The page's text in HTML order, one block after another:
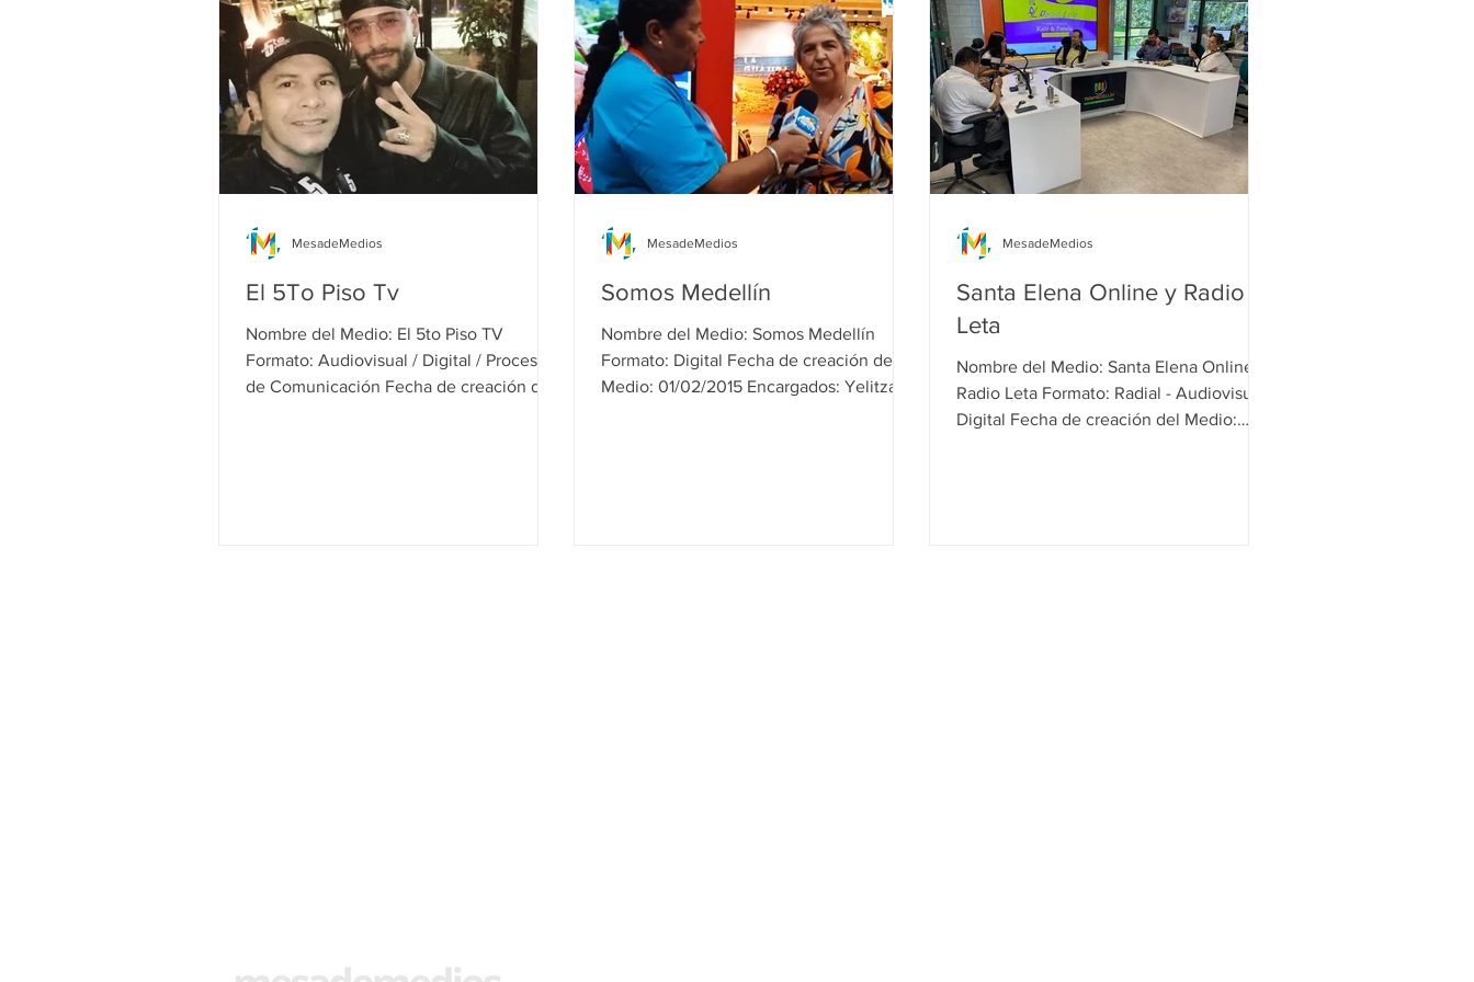
El 5To Piso Tv
Nombre del Medio: El 5to Piso TV
Formato: Audiovisual / Digital / Proceso
de Comunicación Fecha de creación del
MesadeMedios
Somos Medellín
Nombre del Medio: Somos Medellín
Formato: Digital Fecha de creación del
Medio: 01/02/2015 Encargados: Yelitza...
MesadeMedios
Santa Elena Online y Radio
Leta
Nombre del Medio: Santa Elena Online y
Radio Leta Formato: Radial - Audiovisual-
Digital Fecha de creación del Medio:
MesadeMedios